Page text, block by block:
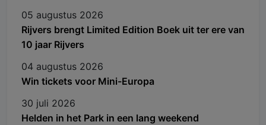
05 augustus 2026
Rijvers brengt Limited Edition Boek uit ter ere van
10 jaar Rijvers
04 augustus 2026
Win tickets voor Mini-Europa
30 juli 2026
Helden in het Park in een lang weekend